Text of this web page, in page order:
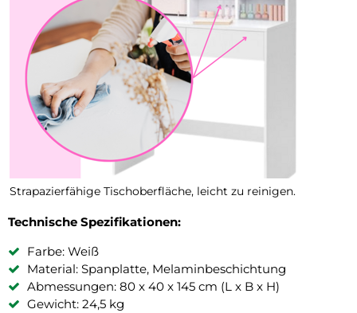
Strapazierfähige Tischoberfläche, leicht zu reinigen.
Technische Spezifikationen:
Farbe: Weiß
Material: Spanplatte, Melaminbeschichtung
Abmessungen: 80 x 40 x 145 cm (L x B x H)
Gewicht: 24,5 kg